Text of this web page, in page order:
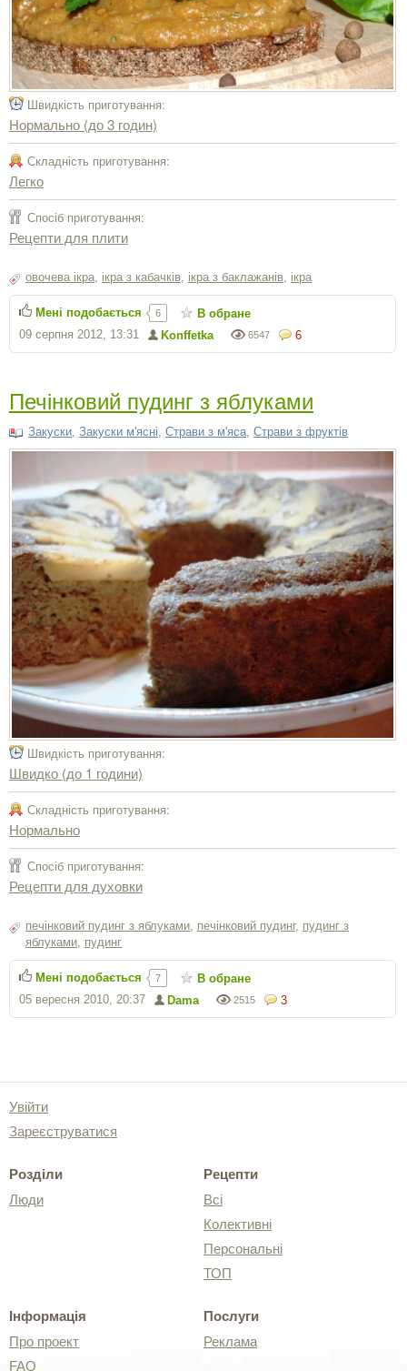
Швидкість приготування:
Нормально (до 3 годин)
Складність приготування:
Легко
Спосіб приготування:
Рецепти для плити
овочева ікра, ікра з кабачків, ікра з баклажанів, ікра
6
6547
Konffetka
09 серпня 2012, 13:31
Мені подобається 6 В обране
Печінковий пудинг з яблуками
Закуски, Закуски м'ясні, Страви з м'яса, Страви з фруктів
Швидкість приготування:
Швидко (до 1 години)
Складність приготування:
Нормально
Спосіб приготування:
Рецепти для духовки
печінковий пудинг з яблуками, печінковий пудинг, пудинг з
яблуками, пудинг
3
2515
Dama
05 вересня 2010, 20:37
Мені подобається 7 В обране
Увійти
Зареєструватися
Розділи
Люди
Рецепти
Всі
Колективні
Персональні
ТОП
Інформація
Про проект
FAQ
Послуги
Реклама